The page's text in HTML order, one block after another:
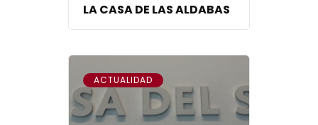
LA CASA DE LAS ALDABAS
ACTUALIDAD